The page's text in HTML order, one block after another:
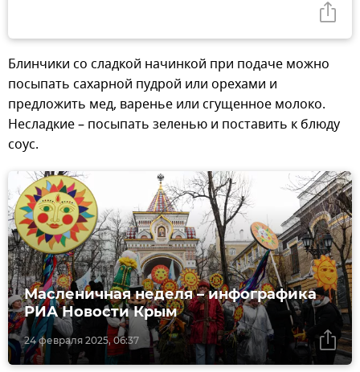
Блинчики со сладкой начинкой при подаче можно
посыпать сахарной пудрой или орехами и
предложить мед, варенье или сгущенное молоко.
Несладкие – посыпать зеленью и поставить к блюду
соус.
24 февраля 2025, 06:37
Масленичная неделя – инфографика
РИА Новости Крым